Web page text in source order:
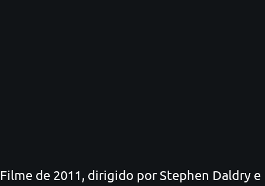
Filme de 2011, dirigido por Stephen Daldry e